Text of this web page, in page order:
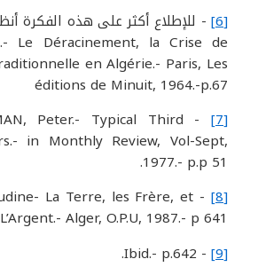
[6]
Le Déracinement, la Crise de
en Algérie.- Paris, Les
éditions de Minuit, 1964.-p.67
[7]
Peter.- Typical Third
in Monthly Review, Vol-Sept,
1977.- p.p 51.
[8]
La Terre, les Frère, et
L’Argent.- Alger, O.P.U, 1987.- p 641
[9]
- Ibid.- p.642.